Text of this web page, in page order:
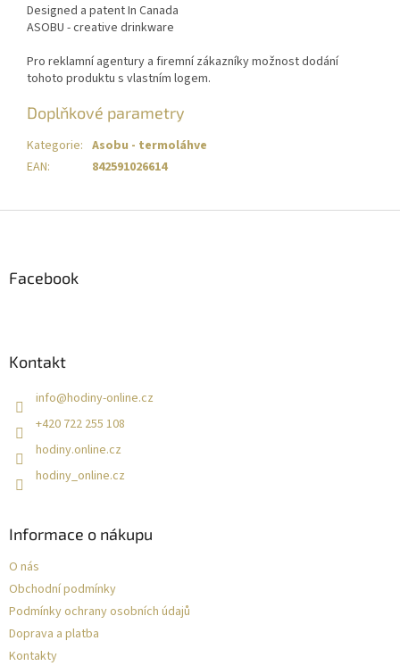
Designed a patent In Canada
ASOBU - creative drinkware
Pro reklamní agentury a firemní zákazníky možnost dodání
tohoto produktu s vlastním logem.
Doplňkové parametry
Kategorie: Asobu - termoláhve
EAN: 842591026614
Facebook
Kontakt
info@hodiny-online.cz
+420 722 255 108
hodiny.online.cz
hodiny_online.cz
Informace o nákupu
O nás
Obchodní podmínky
Podmínky ochrany osobních údajů
Doprava a platba
Kontakty